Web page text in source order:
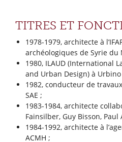
TITRES ET
1978-1979, architecte à
archéologiques de Syrie du
1980, ILAUD (International
and Urban Design) à Urbino
1982, conducteur de
SAE ;
1983-1984, architecte
Fainsilber, Guy Bisson, Paul
1984-1992, architecte à
ACMH ;